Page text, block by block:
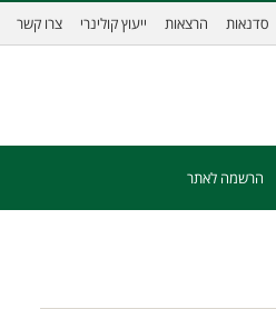
סדנאות הרצאות ייעוץ קולינרי צרו קשר
הרשמה לאתר